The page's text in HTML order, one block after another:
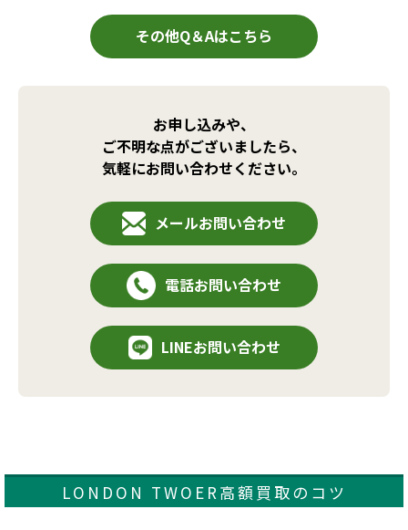
その他Q＆Aはこちら
お申し込みや、
ご不明な点がございましたら、
気軽にお問い合わせください。
メールお問い合わせ
電話お問い合わせ
LINEお問い合わせ
LONDON TWOER高額買取のコツ